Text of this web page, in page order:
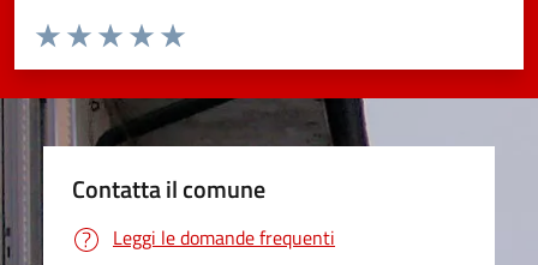
Valuta da 1 a 5 stelle la pagina
Valuta 5 stelle su 5
Valuta 4 stelle su 5
Valuta 3 stelle su 5
Valuta 2 stelle su 5
Valuta 1 stelle su 5
Contatta il comune
Leggi le domande frequenti